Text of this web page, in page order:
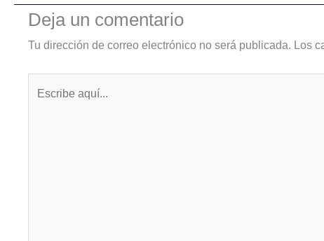
Deja un comentario
Tu dirección de correo electrónico no será publicada. Los